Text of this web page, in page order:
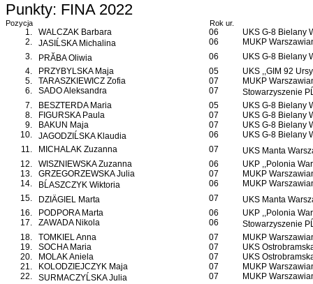
Punkty: FINA 2022
Pozycja Rok ur.
1. WALCZAK Barbara 06
UKS G-8 Bielany
2.
JASIĹSKA Michalina 06
MUKP
3.
PRĂBA Oliwia 06
UKS G-8 Bielany
4.
PRZYBYLSKA Maja 05
UKS ,,GIM 92
5.
TARASZKIEWICZ Zofia 07
MUKP
6.
SADO Aleksandra 07
Stowarzyszenie
7.
BESZTERDA Maria 05
UKS G-8 Bielany
8.
FIGURSKA Paula 07
UKS G-8 Bielany
9.
BAKUN Maja 07
UKS G-8 Bielany
10.
JAGODZIĹSKA Klaudia 06
UKS G-8 Bielany
11.
MICHALAK Zuzanna 07
UKS Manta
12.
WISZNIEWSKA Zuzanna 06
UKP ,,Polonia
13.
GRZEGORZEWSKA Julia 07
MUKP
14.
BĹASZCZYK Wiktoria 06
MUKP
15.
DZIÄGIEL Marta 07
UKS Manta
16.
PODPORA Marta 06
UKP ,,Polonia
17.
ZAWADA Nikola 06
Stowarzyszenie
18.
TOMKIEL Anna 07
MUKP
19.
SOCHA Maria 07
UKS
20.
MOLAK Aniela 07
UKS
21.
KOLODZIEJCZYK Maja 07
MUKP
22.
SURMACZYĹSKA Julia 07
MUKP